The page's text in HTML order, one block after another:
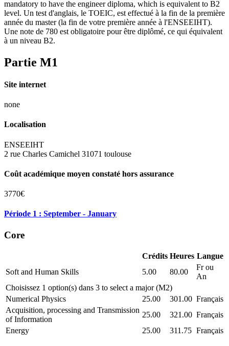
mandatory to have the engineer diploma, which is equivalent to B2
level. Un test d'anglais, le TOEIC, est effectué à la fin de la première
année du master (la fin de votre première année à l'ENSEEIHT).
Une note de 780 est obligatoire pour être diplômé, ce qui équivalent
à un niveau B2.
Partie M1
Site internet
none
Localisation
ENSEEIHT
2 rue Charles Camichel 31071 toulouse
Coût académique moyen constaté hors assurance
3770€
Période 1 : September - January
Core
Crédits Heures Langue
Soft and Human Skills
5.00 80.00
Fr ou
An
Choisissez 1 option(s) dans 3 to select a major (M2)
Numerical Physics
25.00 301.00 Français
Acquisition, processing and Transmission
of Information
25.00 321.00 Français
Energy
25.00 311.75 Français